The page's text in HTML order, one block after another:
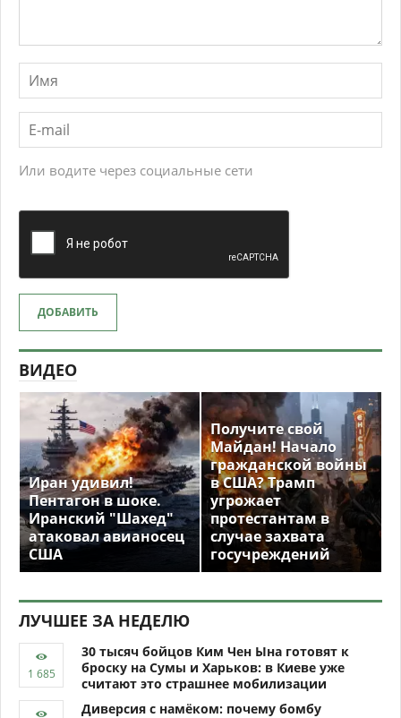
Или водите через социальные сети
ДОБАВИТЬ
ВИДЕО
Иран удивил!
Пентагон в шоке.
Иранский "Шахед"
атаковал авианосец
США
Получите свой
Майдан! Начало
гражданской войны
в США? Трамп
угрожает
протестантам в
случае захвата
госучреждений
ЛУЧШЕЕ ЗА НЕДЕЛЮ
30 тысяч бойцов Ким Чен Ына готовят к
броску на Сумы и Харьков: в Киеве уже
считают это страшнее мобилизации
Диверсия с намёком: почему бомбу